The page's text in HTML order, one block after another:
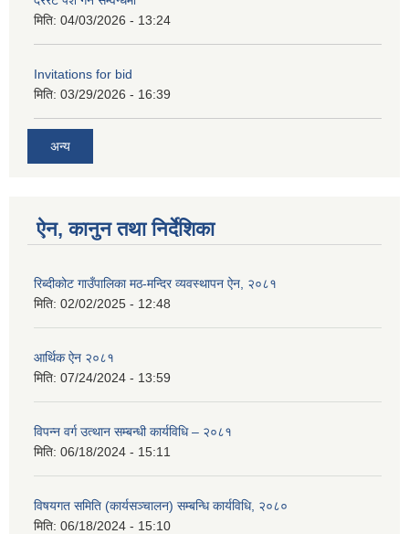
मिति: 04/03/2026 - 13:24
Invitations for bid
मिति: 03/29/2026 - 16:39
अन्य
ऐन, कानुन तथा निर्देशिका
रिब्दीकोट गाउँपालिका मठ-मन्दिर व्यवस्थापन ऐन, २०८१
मिति: 02/02/2025 - 12:48
आर्थिक ऐन २०८१
मिति: 07/24/2024 - 13:59
विपन्न वर्ग उत्थान सम्बन्धी कार्यविधि – २०८१
मिति: 06/18/2024 - 15:11
विषयगत समिति (कार्यसञ्चालन) सम्बन्धि कार्यविधि, २०८०
मिति: 06/18/2024 - 15:10